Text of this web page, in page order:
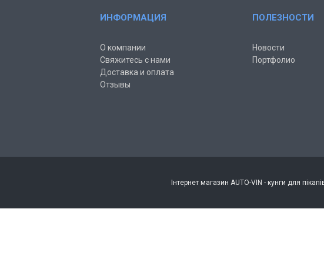
ИНФОРМАЦИЯ
О компании
Свяжитесь с нами
Доставка и оплата
Отзывы
ПОЛЕЗНОСТИ
Новости
Портфолио